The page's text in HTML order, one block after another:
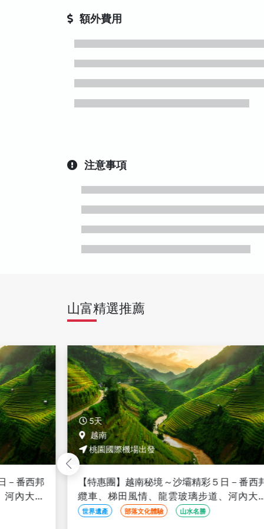
額外費用
注意事項
山富精選推薦
－番西邦
河內大世
5天
越南
桃園國際機場出發
【特惠團】越南秘境～沙壩精彩５日－番西
纜車、梯田風情、龍雲玻璃步道、河內大
界、升等２晚五星渡假村<全程豪華三排椅>
世界遺產 部落文化體驗 山水名勝